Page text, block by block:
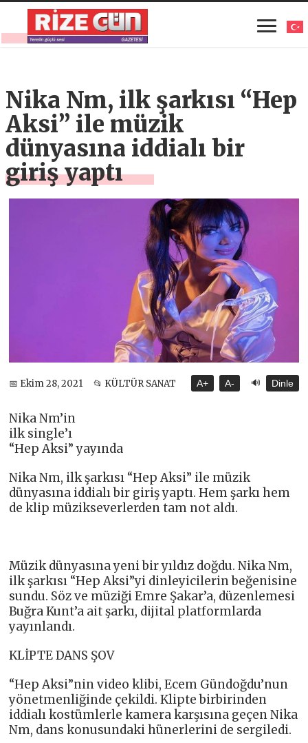
Nika Nm, ilk şarkısı “Hep
Aksi” ile müzik
dünyasına iddialı bir
giriş yaptı
📅 Ekim 28, 2021 📂 KÜLTÜR SANAT A+ A- 🔊 Dinle
Nika Nm’in
ilk single’ı
“Hep Aksi” yayında
Nika Nm, ilk şarkısı “Hep Aksi” ile müzik
dünyasına iddialı bir giriş yaptı. Hem şarkı hem
de klip müzikseverlerden tam not aldı.
Müzik dünyasına yeni bir yıldız doğdu. Nika Nm,
ilk şarkısı “Hep Aksi”yi dinleyicilerin beğenisine
sundu. Söz ve müziği Emre Şakar’a, düzenlemesi
Buğra Kunt’a ait şarkı, dijital platformlarda
yayınlandı.
KLİPTE DANS ŞOV
“Hep Aksi”nin video klibi, Ecem Gündoğdu’nun
yönetmenliğinde çekildi. Klipte birbirinden
iddialı kostümlerle kamera karşısına geçen Nika
Nm, dans konusundaki hünerlerini de sergiledi.